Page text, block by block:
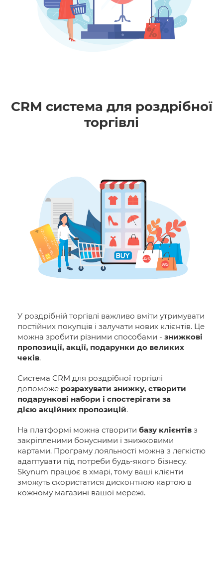
CRM система для роздрібної
торгівлі
У роздрібній торгівлі важливо вміти утримувати
постійних покупців і залучати нових клієнтів. Це
можна зробити різними способами - знижкові
пропозиції, акції, подарунки до великих
чеків.
Система CRM для роздрібної торгівлі
допоможе розрахувати знижку, створити
подарункові набори і спостерігати за
дією акційних пропозицій.
На платформі можна створити базу клієнтів з
закріпленими бонусними і знижковими
картами. Програму лояльності можна з легкістю
адаптувати під потреби будь-якого бізнесу.
Skynum працює в хмарі, тому ваші клієнти
зможуть скористатися дисконтною картою в
кожному магазині вашої мережі.